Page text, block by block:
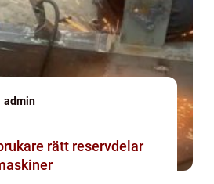
admin
rätt reservdelar